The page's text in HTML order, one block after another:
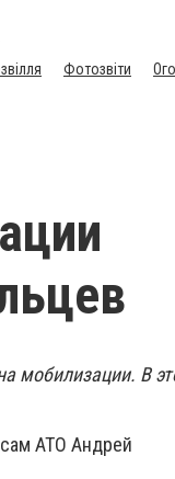
Фотозвіти
мобилизации. В
АТО Андрей